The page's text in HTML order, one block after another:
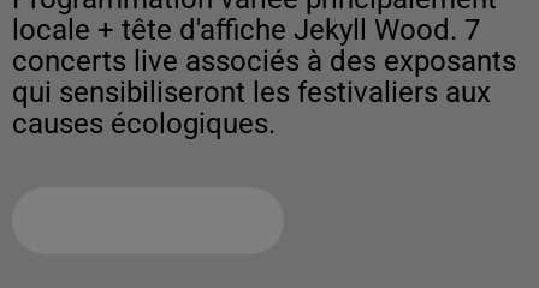
locale + tête d'affiche Jekyll Wood. 7
concerts live associés à des exposants
qui sensibiliseront les festivaliers aux
causes écologiques.